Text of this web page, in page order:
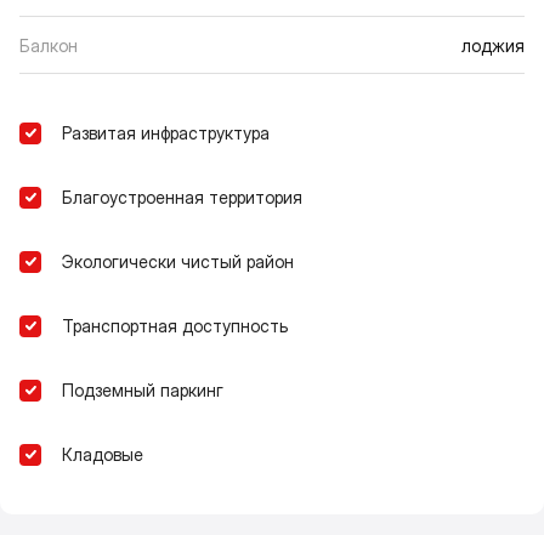
Балкон лоджия
Развитая инфраструктура
Благоустроенная территория
Экологически чистый район
Транспортная доступность
Подземный паркинг
Кладовые